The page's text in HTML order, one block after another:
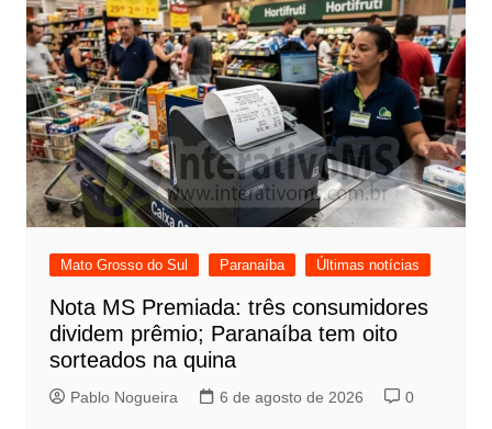
Mato Grosso do Sul Paranaíba Últimas notícias
Nota MS Premiada: três consumidores
dividem prêmio; Paranaíba tem oito
sorteados na quina
Pablo Nogueira 6 de agosto de 2026 0